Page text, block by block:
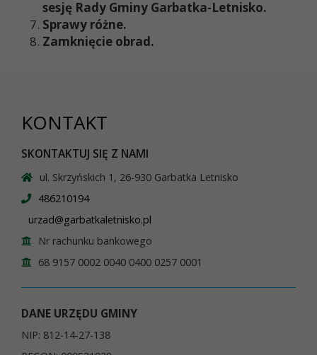
sesję Rady Gminy Garbatka-Letnisko.
Sprawy różne.
Zamknięcie obrad.
KONTAKT
SKONTAKTUJ SIĘ Z NAMI
ul. Skrzyńskich 1, 26-930 Garbatka Letnisko
486210194
urzad@garbatkaletnisko.pl
Nr rachunku bankowego
68 9157 0002 0040 0400 0257 0001
DANE URZĘDU GMINY
NIP: 812-14-27-138